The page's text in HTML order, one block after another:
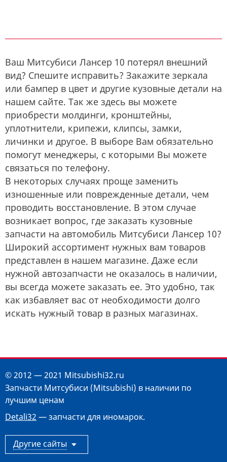
Ваш Митсубиси Лансер 10 потерял внешний
вид? Спешите исправить? Закажите зеркала
или бампер в цвет и другие кузовные детали на
нашем сайте. Так же здесь вы можете
приобрести молдинги, кронштейны,
уплотнители, крипежи, клипсы, замки,
личинки и другое. В выборе Вам обязательно
помогут менеджеры, с которыми Вы можете
связаться по телефону.
В некоторых случаях проще заменить
изношенные или поврежденные детали, чем
проводить восстановление. В этом случае
возникает вопрос, где заказать кузовные
запчасти на автомобиль Митсубиси Лансер 10?
Широкий ассортимент нужных вам товаров
представлен в нашем магазине. Даже если
нужной автозапчасти не оказалось в наличии,
вы всегда можете заказать ее. Это удобно, так
как избавляет вас от необходимости долго
искать нужный товар в разных магазинах.
© 2012 — 2021 Mitsubishi32.ru
Запчасти Митсубиси (Mitsubishi) в наличии по
лучшим ценам
Detali32 — запчасти для иномарок.
Другие сайты